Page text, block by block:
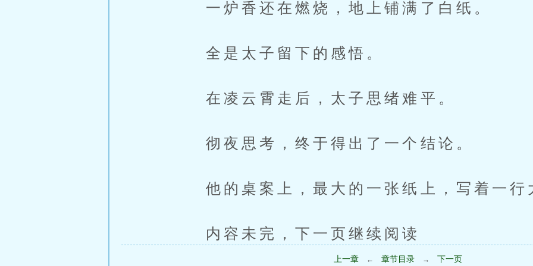
一炉香还在燃烧，地上铺满了白纸。
全是太子留下的感悟。
在凌云霄走后，太子思绪难平。
彻夜思考，终于得出了一个结论。
他的桌案上，最大的一张纸上，写着一
内容未完，下一页继续阅读
上一章 ← 章节目录 → 下一页